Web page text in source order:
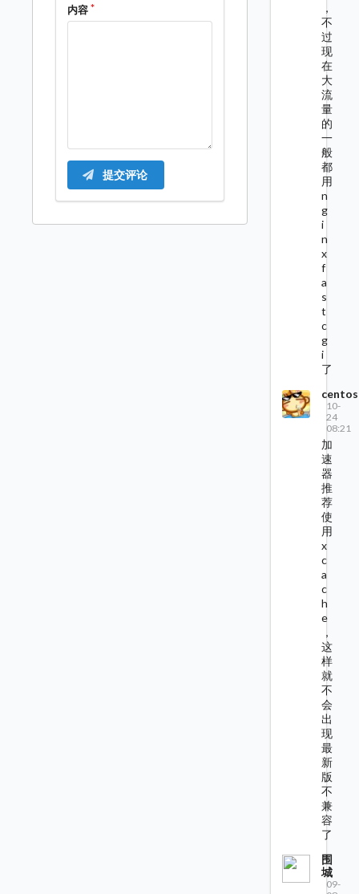
内容
提交评论
，
不
过
现
在
大
流
量
的
一
般
都
用
n
g
i
n
x
f
a
s
t
c
g
i
了
centos
10-
24
08:21
加
速
器
推
荐
使
用
x
c
a
c
h
e
，
这
样
就
不
会
出
现
最
新
版
不
兼
容
了
围
城
09-